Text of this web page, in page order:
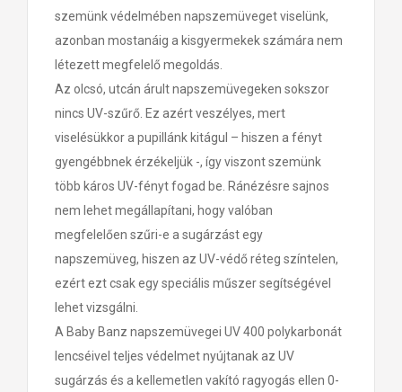
szemünk védelmében napszemüveget viselünk,
azonban mostanáig a kisgyermekek számára nem
létezett megfelelő megoldás.
Az olcsó, utcán árult napszemüvegeken sokszor
nincs UV-szűrő. Ez azért veszélyes, mert
viselésükkor a pupillánk kitágul – hiszen a fényt
gyengébbnek érzékeljük -, így viszont szemünk
több káros UV-fényt fogad be. Ránézésre sajnos
nem lehet megállapítani, hogy valóban
megfelelően szűri-e a sugárzást egy
napszemüveg, hiszen az UV-védő réteg színtelen,
ezért ezt csak egy speciális műszer segítségével
lehet vizsgálni.
A Baby Banz napszemüvegei UV 400 polykarbonát
lencséivel teljes védelmet nyújtanak az UV
sugárzás és a kellemetlen vakító ragyogás ellen 0-